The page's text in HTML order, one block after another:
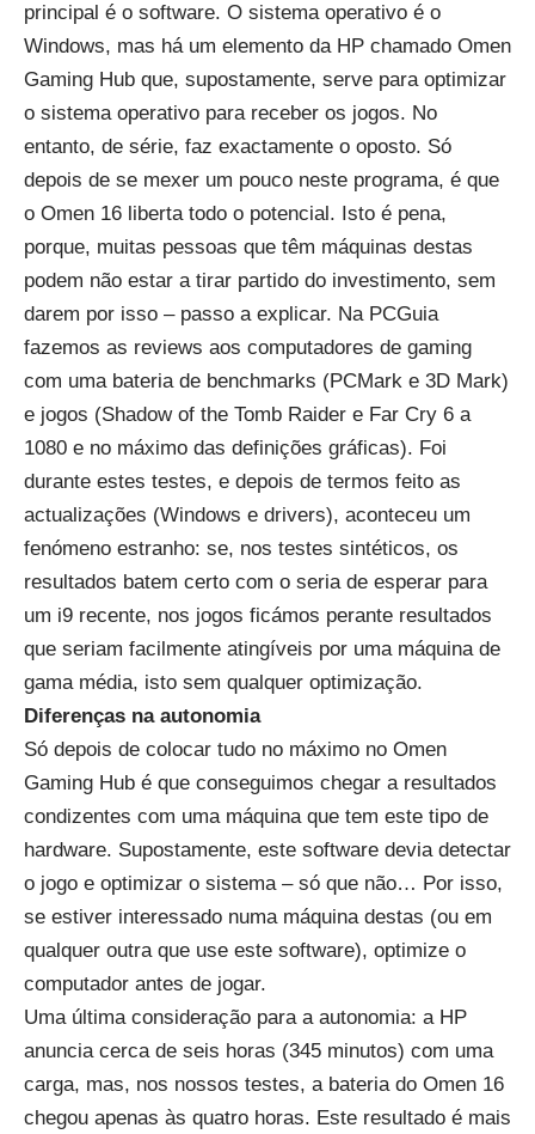
principal é o software. O sistema operativo é o
Windows, mas há um elemento da HP chamado Omen
Gaming Hub que, supostamente, serve para optimizar
o sistema operativo para receber os jogos. No
entanto, de série, faz exactamente o oposto. Só
depois de se mexer um pouco neste programa, é que
o Omen 16 liberta todo o potencial. Isto é pena,
porque, muitas pessoas que têm máquinas destas
podem não estar a tirar partido do investimento, sem
darem por isso – passo a explicar. Na PCGuia
fazemos as reviews aos computadores de gaming
com uma bateria de benchmarks (PCMark e 3D Mark)
e jogos (Shadow of the Tomb Raider e Far Cry 6 a
1080 e no máximo das definições gráficas). Foi
durante estes testes, e depois de termos feito as
actualizações (Windows e drivers), aconteceu um
fenómeno estranho: se, nos testes sintéticos, os
resultados batem certo com o seria de esperar para
um i9 recente, nos jogos ficámos perante resultados
que seriam facilmente atingíveis por uma máquina de
gama média, isto sem qualquer optimização.
Diferenças na autonomia
Só depois de colocar tudo no máximo no Omen
Gaming Hub é que conseguimos chegar a resultados
condizentes com uma máquina que tem este tipo de
hardware. Supostamente, este software devia detectar
o jogo e optimizar o sistema – só que não… Por isso,
se estiver interessado numa máquina destas (ou em
qualquer outra que use este software), optimize o
computador antes de jogar.
Uma última consideração para a autonomia: a HP
anuncia cerca de seis horas (345 minutos) com uma
carga, mas, nos nossos testes, a bateria do Omen 16
chegou apenas às quatro horas. Este resultado é mais